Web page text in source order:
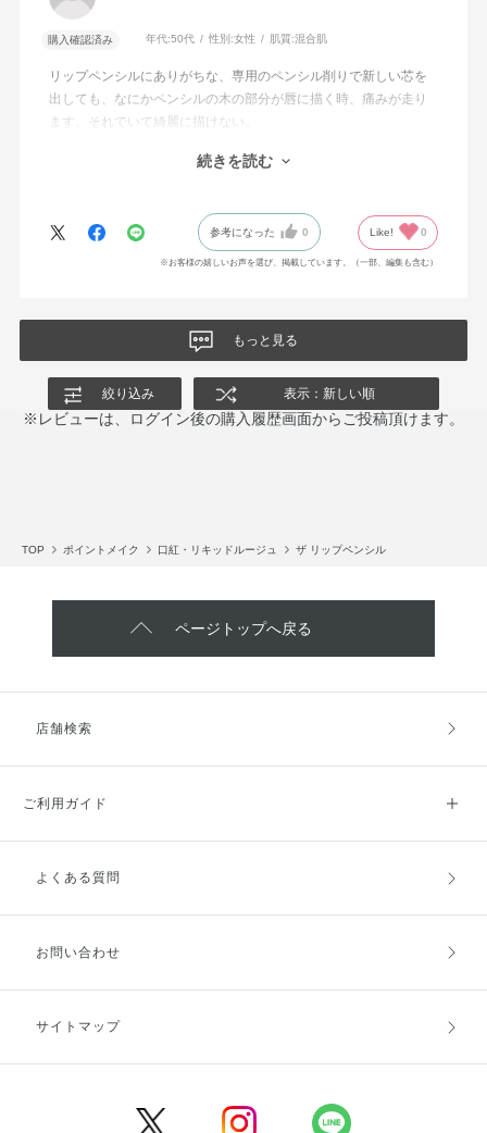
購入確認済み 年代:50代 性別:女性 肌質:混合肌
リップペンシルにありがちな、専用のペンシル削りで新しい芯を
出しても、なにかペンシルの木の部分が唇に描く時、痛みが走り
ます。それでいて綺麗に描けない。
からず、ストレスなく描くことができます。
続きを読む
参考になった 0 Like! 0
※お客様の嬉しいお声を選び、掲載しています。（一部、編集も含む）
もっと見る
絞り込み 表示：新しい順
※レビューは、ログイン後の購入履歴画面からご投稿頂けます。
TOP ポイントメイク 口紅・リキッドルージュ ザ リップペンシル
ページトップへ戻る
店舗検索
ご利用ガイド
ご利用ガイドトップ
お支払方法
キャンセル・返品・交換
よくある質問
お問い合わせ
サイトマップ